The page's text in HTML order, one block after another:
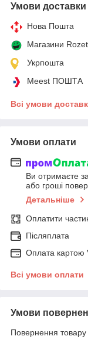
Умови доставки
Нова Пошта
Магазини
Укрпошта
Meest ПОШТА
Всі умови
Умови оплати
Ви отримаєте
або гроші
Детальніше
Оплатити
Післяплата
Оплата картою
Всі умови оплати
Умови
Повернення